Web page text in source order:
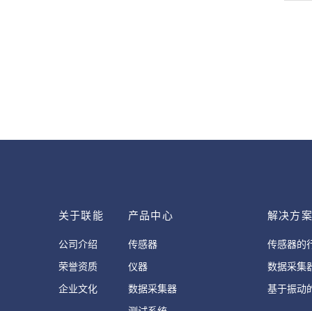
关于联能
公司介绍
荣誉资质
企业文化
产品中心
传感器
仪器
数据采集器
解决方案
传感器的
数据采集
基于振动